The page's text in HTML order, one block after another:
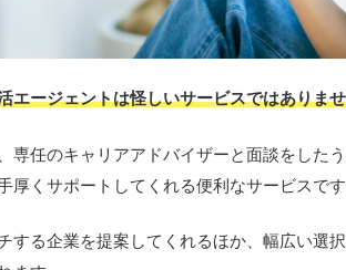
エージェントは怪しいサービスではありま
専任のキャリアアドバイザーと面談をした
厚くサポートしてくれる便利なサービスです
する企業を提案してくれるほか、幅広い選